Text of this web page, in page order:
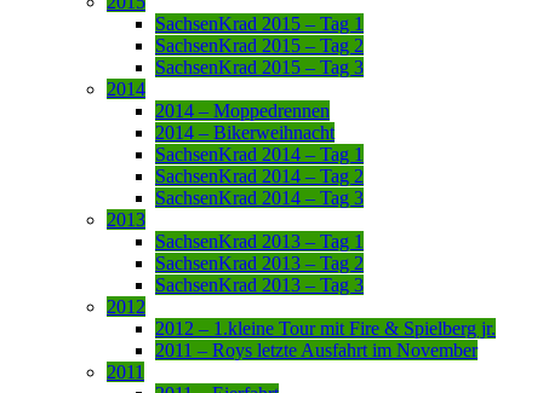
SachsenKrad 2015 – Tag 1
SachsenKrad 2015 – Tag 2
SachsenKrad 2015 – Tag 3
2014
2014 – Moppedrennen
2014 – Bikerweihnacht
SachsenKrad 2014 – Tag 1
SachsenKrad 2014 – Tag 2
SachsenKrad 2014 – Tag 3
2013
SachsenKrad 2013 – Tag 1
SachsenKrad 2013 – Tag 2
SachsenKrad 2013 – Tag 3
2012
2012 – 1.kleine Tour mit Fire & Spielberg jr.
2011 – Roys letzte Ausfahrt im November
2011